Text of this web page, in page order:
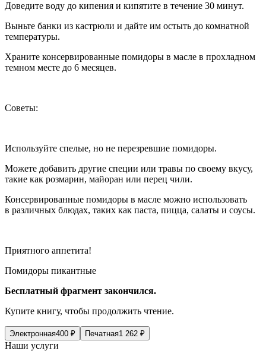
Доведите воду до кипения и кипятите в течение 30 минут.
Выньте банки из кастрюли и дайте им остыть до комнатной
температуры.
Храните консервированные помидоры в масле в прохладном
темном месте до 6 месяцев.
Советы:
Используйте спелые, но не перезревшие помидоры.
Можете добавить другие специи или травы по своему вкусу,
такие как розмарин, майоран или перец чили.
Консервированные помидоры в масле можно использовать
в различных блюдах, таких как паста, пицца, салаты и соусы.
Приятного аппетита!
Помидоры пикантные
Бесплатный фрагмент закончился.
Купите книгу, чтобы продолжить чтение.
Электронная400 ₽ Печатная1 262 ₽
Наши услуги